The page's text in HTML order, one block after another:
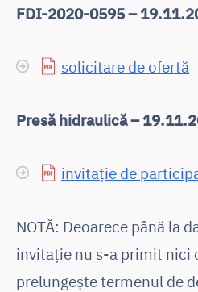
FDI-2020-0595 –
solicitare de ofertă
Presă hidraulică –
invitație de
NOTĂ: Deoarece până la
invitație nu s-a primit nici
prelungește termenul de